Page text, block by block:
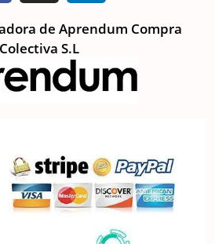
de Aprendum Compra
Colectiva S.L